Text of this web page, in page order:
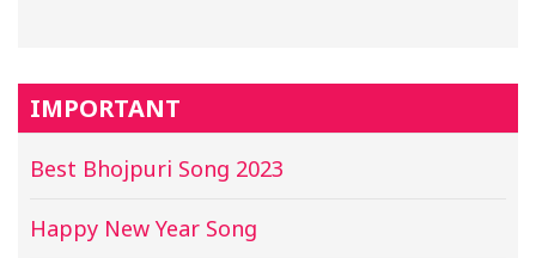
IMPORTANT
Best Bhojpuri Song 2023
Happy New Year Song